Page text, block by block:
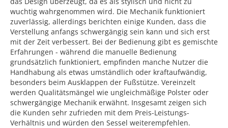
wuchtig wahrgenommen wird. Die Mechanik funktioniert
zuverlässig, allerdings berichten einige Kunden, dass die
Verstellung anfangs schwergängig sein kann und sich erst
mit der Zeit verbessert. Bei der Bedienung gibt es gemischte
Erfahrungen - während die manuelle Bedienung
grundsätzlich funktioniert, empfinden manche Nutzer die
Handhabung als etwas umständlich oder kraftaufwändig,
besonders beim Ausklappen der Fußstütze. Vereinzelt
werden Qualitätsmängel wie ungleichmäßige Polster oder
schwergängige Mechanik erwähnt. Insgesamt zeigen sich
die Kunden sehr zufrieden mit dem Preis-Leistungs-
Verhältnis und würden den Sessel weiterempfehlen.